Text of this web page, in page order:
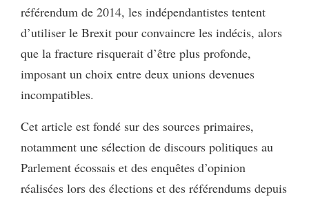
référendum de 2014, les indépendantistes tentent
d’utiliser le Brexit pour convaincre les indécis, alors
que la fracture risquerait d’être plus profonde,
imposant un choix entre deux unions devenues
incompatibles.
Cet article est fondé sur des sources primaires,
notamment une sélection de discours politiques au
Parlement écossais et des enquêtes d’opinion
réalisées lors des élections et des référendums depuis